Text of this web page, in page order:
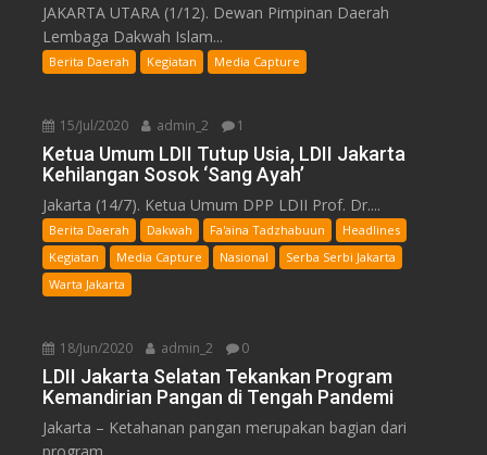
JAKARTA UTARA (1/12). Dewan Pimpinan Daerah
Lembaga Dakwah Islam...
Berita Daerah Kegiatan Media Capture
15/Jul/2020 admin_2 1
Ketua Umum LDII Tutup Usia, LDII Jakarta
Kehilangan Sosok ‘Sang Ayah’
Jakarta (14/7). Ketua Umum DPP LDII Prof. Dr....
Berita Daerah Dakwah Fa'aina Tadzhabuun
Headlines
Kegiatan
Media Capture Nasional
Serba Serbi Jakarta
Warta Jakarta
18/Jun/2020 admin_2 0
LDII Jakarta Selatan Tekankan Program
Kemandirian Pangan di Tengah Pandemi
Jakarta – Ketahanan pangan merupakan bagian dari